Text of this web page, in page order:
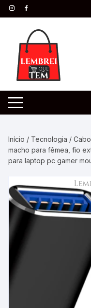
Início / Tecnologia /
macho para fêmea, fio
para laptop pc gamer